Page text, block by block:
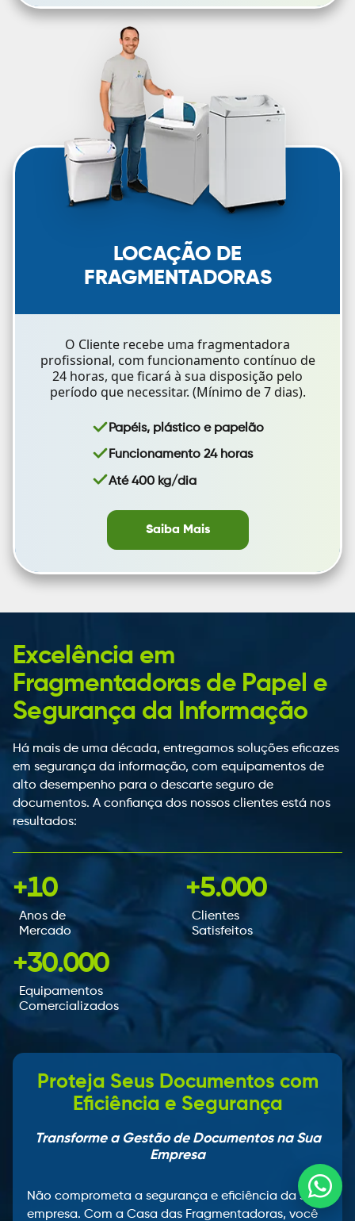
LOCAÇÃO DE
FRAGMENTADORAS
O Cliente recebe uma fragmentadora
profissional, com funcionamento contínuo de
24 horas, que ficará à sua disposição pelo
período que necessitar. (Mínimo de 7 dias).
Papéis, plástico e papelão
Funcionamento 24 horas
Até 400 kg/dia
Saiba Mais
Excelência em
Fragmentadoras de Papel e
Segurança da Informação
Há mais de uma década, entregamos soluções eficazes
em segurança da informação, com equipamentos de
alto desempenho para o descarte seguro de
documentos. A confiança dos nossos clientes está nos
resultados:
+10
Anos de
Mercado
+5.000
Clientes
Satisfeitos
+30.000
Equipamentos
Comercializados
Proteja Seus Documentos com
Eficiência e Segurança
Transforme a Gestão de Documentos na Sua
Empresa
Não comprometa a segurança e eficiência da sua
empresa. Com a Casa das Fragmentadoras, você
Fale